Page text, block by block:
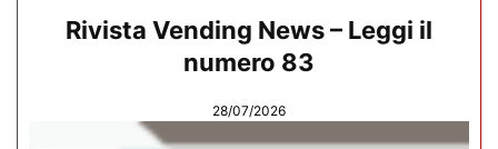
Rivista Vending News – Leggi il
numero 83
28/07/2026